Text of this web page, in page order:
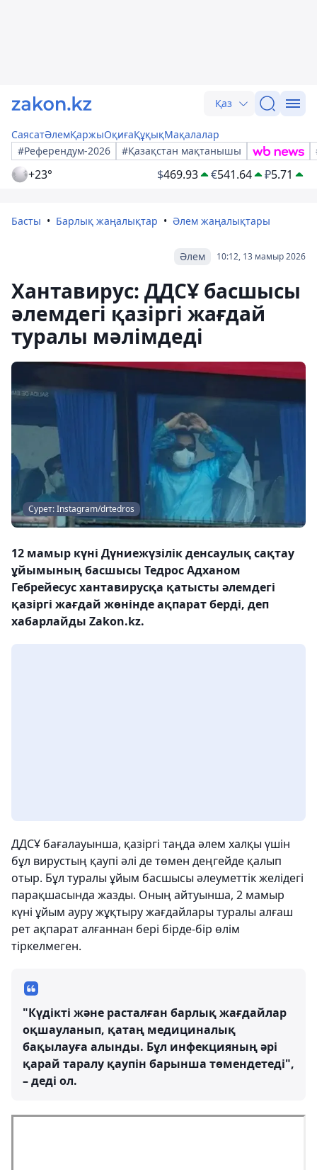
Қаз
СаясатӘлемҚаржыОқиғаҚұқықМақалалар
#Референдум-2026
#Қазақстан мақтанышы
+23° $469.93 €541.64 ₽5.71
Басты Барлық жаңалықтар Әлем жаңалықтары
10:12, 13 мамыр 2026
Әлем
Хантавирус: ДДСҰ басшысы
әлемдегі қазіргі жағдай
туралы мәлімдеді
Сурет: Instagram/drtedros
12 мамыр күні Дүниежүзілік денсаулық сақтау
ұйымының басшысы Тедрос Адханом
Гебрейесус хантавирусқа қатысты әлемдегі
қазіргі жағдай жөнінде ақпарат берді, деп
хабарлайды Zakon.kz.
ДДСҰ бағалауынша, қазіргі таңда әлем халқы үшін
бұл вирустың қаупі әлі де төмен деңгейде қалып
отыр. Бұл туралы ұйым басшысы әлеуметтік желідегі
парақшасында жазды. Оның айтуынша, 2 мамыр
күні ұйым ауру жұқтыру жағдайлары туралы алғаш
рет ақпарат алғаннан бері бірде-бір өлім
тіркелмеген.
"Күдікті және расталған барлық жағдайлар
оқшауланып, қатаң медициналық
бақылауға алынды. Бұл инфекцияның әрі
қарай таралу қаупін барынша төмендетеді",
– деді ол.